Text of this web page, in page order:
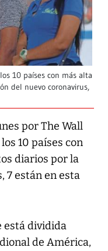
10 países con más alta
del nuevo coronavirus,
porThe Wall
10 países con
diarios por la
7 están en esta
está dividida
de América,